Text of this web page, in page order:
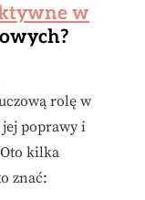
w
rolę w
poprawy i
kilka
znać: